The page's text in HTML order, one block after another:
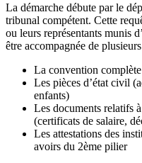
La démarche débute par le
tribunal compétent. Cette
ou leurs représentants munis
être accompagnée de
La convention
Les pièces d’état civil
enfants)
Les documents relatifs
(certificats de salaire,
Les attestations des
avoirs du 2ème pilier